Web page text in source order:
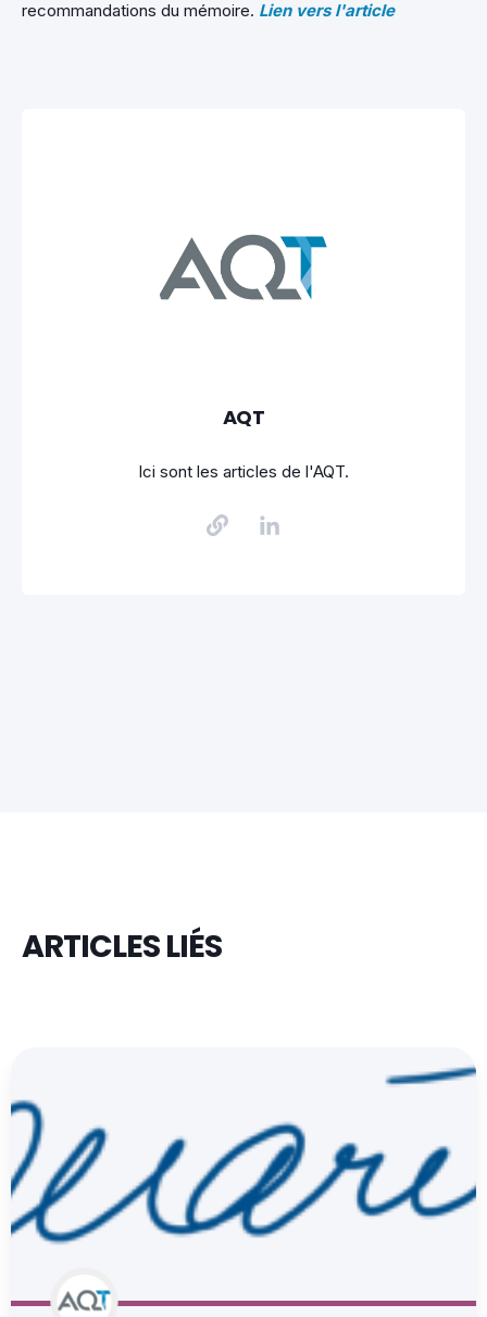
recommandations du mémoire. Lien vers l'article
AQT
Ici sont les articles de l'AQT.
ARTICLES LIÉS